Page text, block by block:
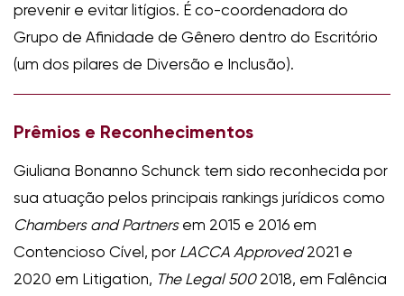
prevenir e evitar litígios. É co-coordenadora do
Grupo de Afinidade de Gênero dentro do Escritório
(um dos pilares de Diversão e Inclusão).
Prêmios e Reconhecimentos
Giuliana Bonanno Schunck tem sido reconhecida por
sua atuação pelos principais rankings jurídicos como
Chambers and Partnersem 2015 e 2016 em
Contencioso Cível, por LACCA Approved2021 e
2020 em Litigation, The Legal 5002018, em Falência